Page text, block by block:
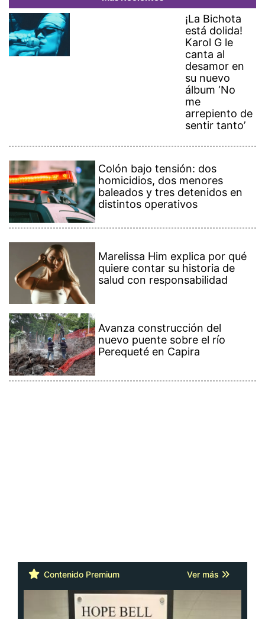
¡La Bichota
está dolida!
Karol G le
canta al
desamor en
su nuevo
álbum ‘No
me
arrepiento de
sentir tanto’
Colón bajo tensión: dos
homicidios, dos menores
baleados y tres detenidos en
distintos operativos
Marelissa Him explica por qué
quiere contar su historia de
salud con responsabilidad
Avanza construcción del
nuevo puente sobre el río
Perequeté en Capira
Contenido Premium Ver más